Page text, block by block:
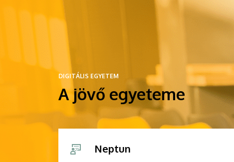
DIGITÁLIS EGYETEM
A jövő egyeteme
Neptun